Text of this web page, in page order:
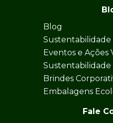
Blog
Sustentabilidade
Eventos e Ações
Sustentabilidade
Brindes
Embalagens
Fale